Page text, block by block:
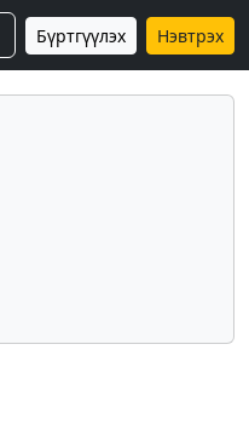
Бүртгүүлэх Нэвтрэх